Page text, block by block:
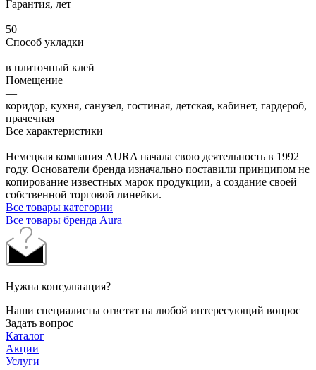
Гарантия, лет
—
50
Способ укладки
—
в плиточный клей
Помещение
—
коридор, кухня, санузел, гостиная, детская, кабинет, гардероб,
прачечная
Все характеристики
Немецкая компания AURA начала свою деятельность в 1992
году. Основатели бренда изначально поставили принципом не
копирование известных марок продукции, а создание своей
собственной торговой линейки.
Все товары категории
Все товары бренда Aura
Нужна консультация?
Наши специалисты ответят на любой интересующий вопрос
Задать вопрос
Каталог
Акции
Услуги